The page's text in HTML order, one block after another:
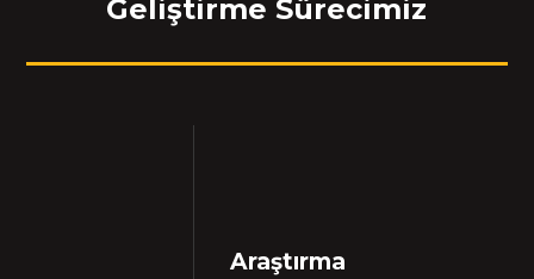
Geliştirme Sürecimiz
Araştırma